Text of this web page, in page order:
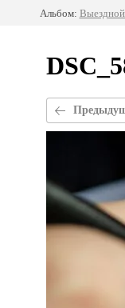
Альбом: